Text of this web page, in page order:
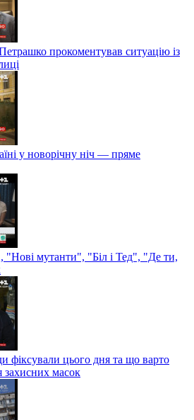
прокоментував ситуацію із
у новорічну ніч — пряме
"Нові мутанти", "Біл і Тед", "Де ти,
фіксували цього дня та що варто
захисних масок